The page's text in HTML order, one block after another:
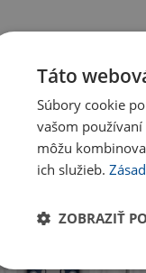
Táto
Súbory cookie
vašom
môžu
ich služieb.
ZOBRAZIŤ